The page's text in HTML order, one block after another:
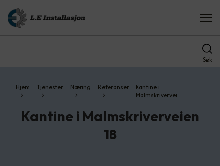
Søk
Hjem Tjenester Næring Referanser
Kantine i
Malmskrivervei…
Kantine i Malmskriverveien
18